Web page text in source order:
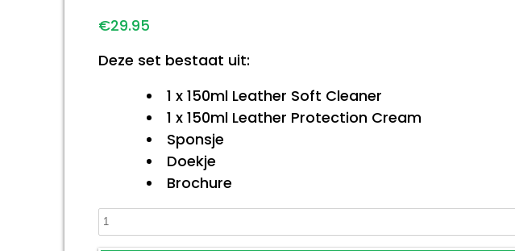
€29.95
Deze set bestaat uit:
1 x 150ml Leather Soft Cleaner
1 x 150ml Leather Protection Cream
Sponsje
Doekje
Brochure
Leather
Master